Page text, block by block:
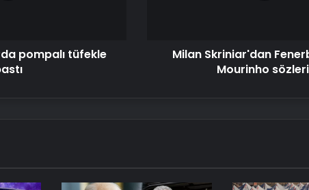
pompalı tüfekle
Milan Skriniar'dan
Mourinho